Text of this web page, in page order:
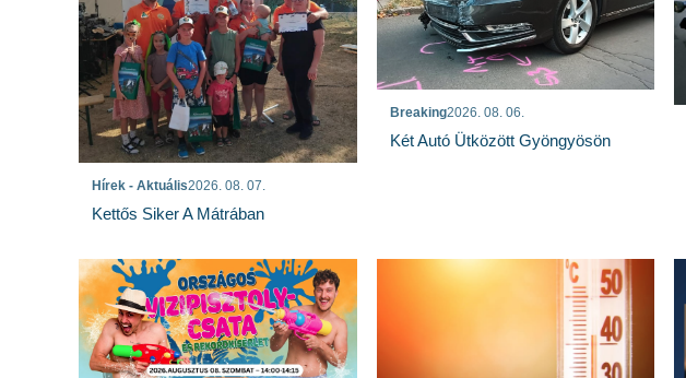
Hírek - Aktuális2026. 08. 07.
Kettős Siker A Mátrában
Breaking2026. 08. 06.
Két Autó Ütközött Gyöngyösön